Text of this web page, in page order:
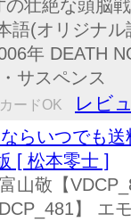
壮絶な頭脳
語(オリジナ
年 DEATH
サスペンス
ードOK レビ
ならいつでも
[ 松本零士 ]
山敬【
】